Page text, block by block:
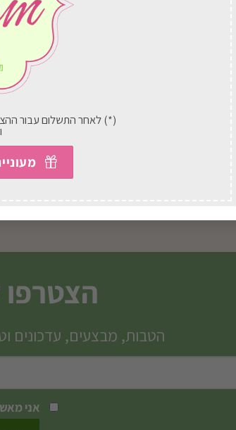
(*) לאחר התשלום עבור
60.00
הצטרפו
הטבות, מבצעים, עדכונים
אני